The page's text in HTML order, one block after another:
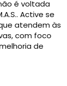
é voltada
Active se
atendem às
com foco
de